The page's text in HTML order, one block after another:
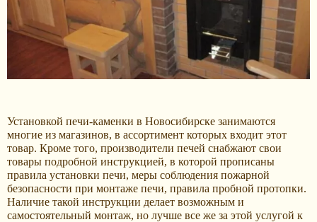
Установкой печи-каменки в Новосибирске занимаются
многие из магазинов, в ассортимент которых входит этот
товар. Кроме того, производители печей снабжают свои
товары подробной инструкцией, в которой прописаны
правила установки печи, меры соблюдения пожарной
безопасности при монтаже печи, правила пробной протопки.
Наличие такой инструкции делает возможным и
самостоятельный монтаж, но лучше все же за этой услугой к